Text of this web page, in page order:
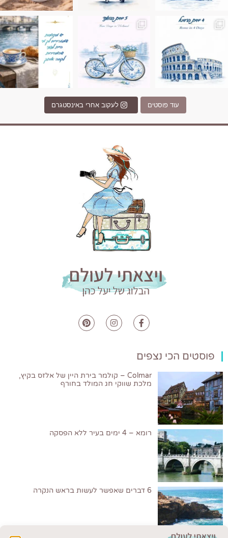
Instagram post
Instagram post 17994326828955248
עוד פוסטים לעקוב אחרי באינסטגרם
פוסטים הכי נצפים
Colmar – קולמר בירת היין של אלזס בקיץ,
מלכת שווקי חג המולד בחורף
רומא – 4 ימים בעיר ללא הפסקה
6 דברים שאפשר לעשות בראש הנקרה